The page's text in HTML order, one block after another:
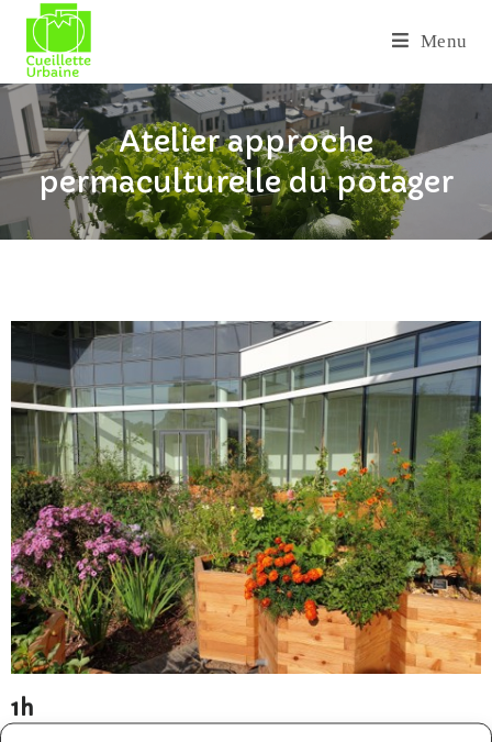
Menu
Atelier approche
permaculturelle du potager
1h